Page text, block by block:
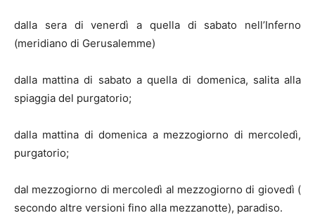
dalla sera di venerdì a quella di sabato nell’Inferno
(meridiano di Gerusalemme)
dalla mattina di sabato a quella di domenica, salita alla
spiaggia del purgatorio;
dalla mattina di domenica a mezzogiorno di mercoledì,
purgatorio;
dal mezzogiorno di mercoledì al mezzogiorno di giovedì (
secondo altre versioni fino alla mezzanotte), paradiso.